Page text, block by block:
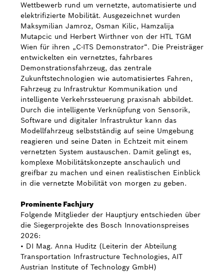
Wettbewerb rund um vernetzte, automatisierte und
elektrifizierte Mobilität. Ausgezeichnet wurden
Maksymilian Jamroz, Osman Kilic, Hamzalija
Mutapcic und Herbert Wirthner von der HTL TGM
Wien für ihren „C-ITS Demonstrator“. Die Preisträger
entwickelten ein vernetztes, fahrbares
Demonstrationsfahrzeug, das zentrale
Zukunftstechnologien wie automatisiertes Fahren,
Fahrzeug zu Infrastruktur Kommunikation und
intelligente Verkehrssteuerung praxisnah abbildet.
Durch die intelligente Verknüpfung von Sensorik,
Software und digitaler Infrastruktur kann das
Modellfahrzeug selbstständig auf seine Umgebung
reagieren und seine Daten in Echtzeit mit einem
vernetzten System austauschen. Damit gelingt es,
komplexe Mobilitätskonzepte anschaulich und
greifbar zu machen und einen realistischen Einblick
in die vernetzte Mobilität von morgen zu geben.
Prominente Fachjury
Folgende Mitglieder der Hauptjury entschieden über
die Siegerprojekte des Bosch Innovationspreises
2026:
• DI Mag. Anna Huditz (Leiterin der Abteilung
Transportation Infrastructure Technologies, AIT
Austrian Institute of Technology GmbH)